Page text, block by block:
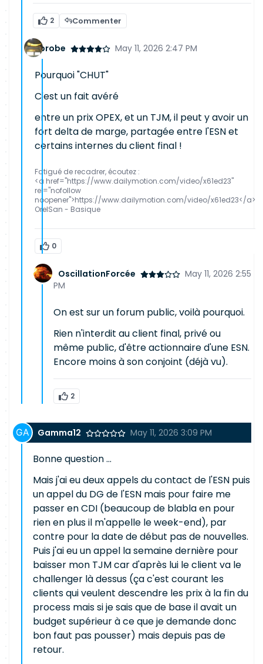
2 Commenter
probe May 11, 2026 2:47 PM
Pourquoi "CHUT"
C'est un fait avéré
entre un prix OPEX, et un TJM, il peut y avoir un
fort delta de marge, partagée entre l'ESN et
certains internes du client final !
Fatigué de recadrer, écoutez :
<a href="https://www.dailymotion.com/video/x61ed23"
rel="nofollow
noopener">https://www.dailymotion.com/video/x61ed23</a>
OrelSan - Basique
0
OscillationForcée
May 11, 2026 2:55
PM
On est sur un forum public, voilà pourquoi.
Rien n'interdit au client final, privé ou
même public, d'être actionnaire d'une ESN.
Encore moins à son conjoint (déjà vu).
2
Gamma12 May 11, 2026 3:09 PM
Bonne question ...
Mais j'ai eu deux appels du contact de l'ESN puis
un appel du DG de l'ESN mais pour faire me
passer en CDI (beaucoup de blabla en pour
rien en plus il m'appelle le week-end), par
contre pour la date de début pas de nouvelles.
Puis j'ai eu un appel la semaine dernière pour
baisser mon TJM car d'après lui le client va le
challenger là dessus (ça c'est courant les
clients qui veulent descendre les prix à la fin du
process mais si je sais que de base il avait un
budget supérieur à ce que je demande donc
bon faut pas pousser) mais depuis pas de
retour.